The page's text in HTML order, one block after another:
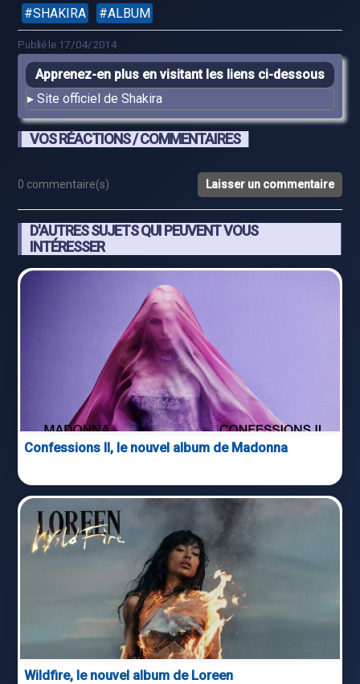
SHAKIRA
ALBUM
Publié le 17/04/2014
Apprenez-en plus en visitant les liens ci-dessous
Site officiel de Shakira
VOS RÉACTIONS / COMMENTAIRES
0 commentaire(s) Laisser un commentaire
D'AUTRES SUJETS QUI PEUVENT VOUS
INTÉRESSER
Confessions II, le nouvel album de Madonna
Wildfire, le nouvel album de Loreen